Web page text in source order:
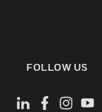
FOLLOW US